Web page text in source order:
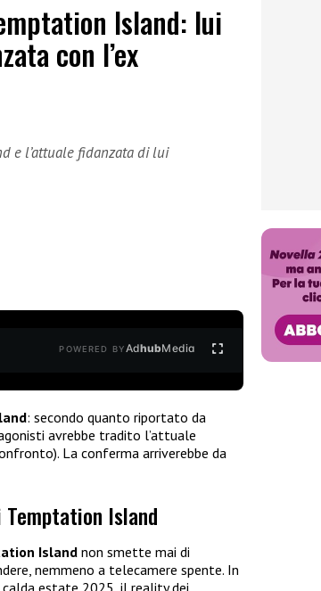
Island: lui
con l’ex
e l’attuale fidanzata di lui
POWERED BYAdhubMedia
: secondo quanto riportato da
avrebbe tradito l’attuale
La conferma arriverebbe da
Island
Island non smette mai di
nemmeno a telecamere spente. In